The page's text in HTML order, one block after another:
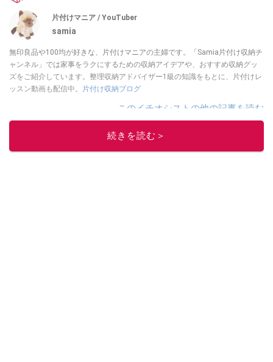
片付けマニア / YouTuber
samia
無印良品や100均が好きな、片付けマニアの主婦です。「Samia片付け収納チ
ャンネル」では家事をラクにするための収納アイデアや、おすすめ収納グッ
ズをご紹介しています。整理収納アドバイザー1級の知識をもとに、片付けレ
ッスン動画も配信中。
片付け収納ブログ
このイチオシストの他の記事を読む
続きを読む＞